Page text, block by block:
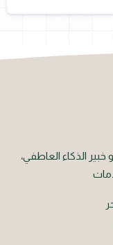
الذكاء العاطفي،